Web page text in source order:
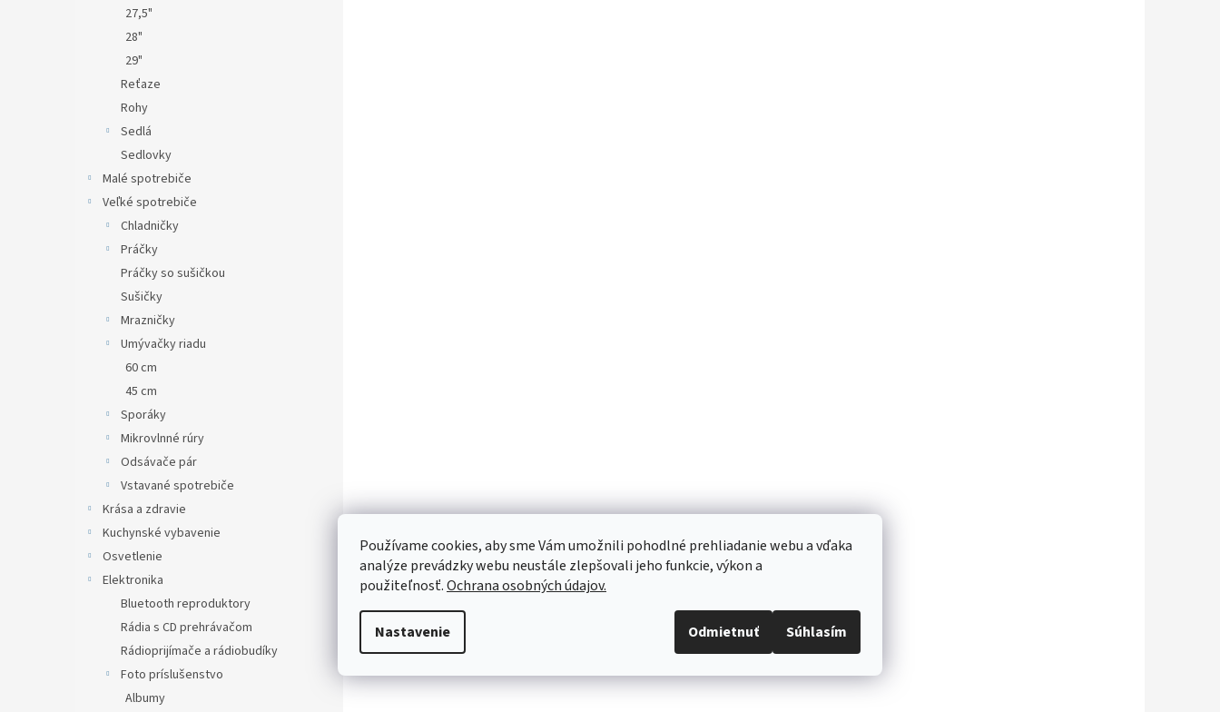
Používame cookies, aby sme Vám umožnili pohodlné prehliadanie webu a vďaka
analýze prevádzky webu neustále zlepšovali jeho funkcie, výkon a
použiteľnosť.Ochrana osobných údajov.
Nastavenie Odmietnuť Súhlasím
27,5"
28"
29"
Reťaze
Rohy
Sedlá
Sedlovky
Malé spotrebiče
Veľké spotrebiče
Chladničky
Práčky
Práčky so sušičkou
Sušičky
Mrazničky
Umývačky riadu
60 cm
45 cm
Sporáky
Mikrovlnné rúry
Odsávače pár
Vstavané spotrebiče
Krása a zdravie
Kuchynské vybavenie
Osvetlenie
Elektronika
Bluetooth reproduktory
Rádia s CD prehrávačom
Rádioprijímače a rádiobudíky
Foto príslušenstvo
Albumy